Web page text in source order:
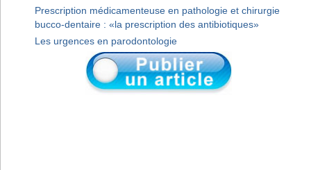
Prescription médicamenteuse en pathologie et chirurgie
bucco-dentaire : «la prescription des antibiotiques»
Les urgences en parodontologie